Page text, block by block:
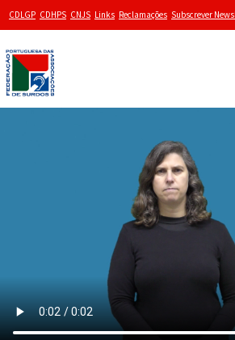
CDLGP CDHPS CNJS Links Reclamações Subscrever